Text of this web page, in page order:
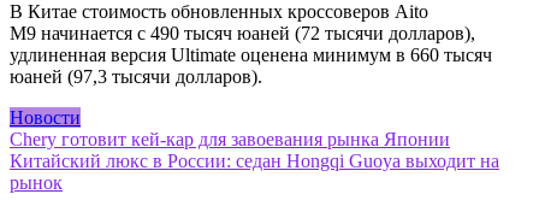
В Китае стоимость обновленных кроссоверов Aito
M9 начинается с 490 тысяч юаней (72 тысячи долларов),
удлиненная версия Ultimate оценена минимум в 660 тысяч
юаней (97,3 тысячи долларов).
Новости
Навигация
по
Chery готовит кей-кар для завоевания рынка Японии
Китайский люкс в России: седан Hongqi Guoya выходит на
рынок